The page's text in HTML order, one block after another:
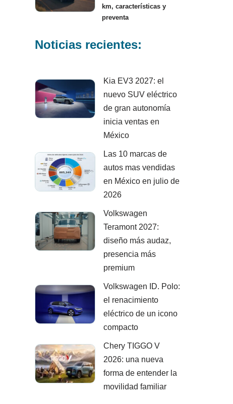
km, características y
preventa
Noticias recientes:
Kia EV3 2027: el
nuevo SUV eléctrico
de gran autonomía
inicia ventas en
México
Las 10 marcas de
autos mas vendidas
en México en julio de
2026
Volkswagen
Teramont 2027:
diseño más audaz,
presencia más
premium
Volkswagen ID. Polo:
el renacimiento
eléctrico de un icono
compacto
Chery TIGGO V
2026: una nueva
forma de entender la
movilidad familiar